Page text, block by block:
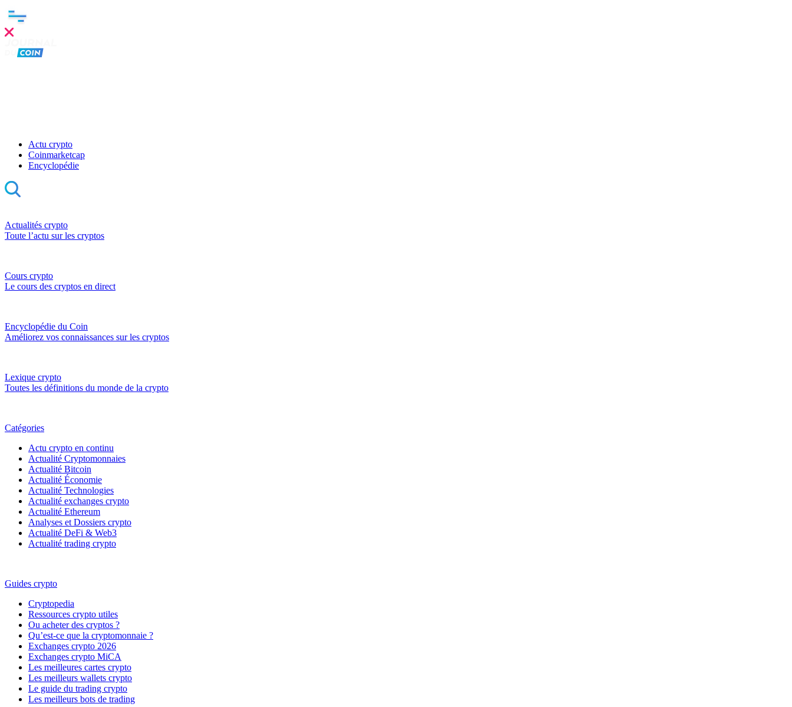
Actu crypto
Coinmarketcap
Encyclopédie
Actualités crypto
Toute l’actu sur les cryptos
Cours crypto
Le cours des cryptos en direct
Encyclopédie du Coin
Améliorez vos connaissances sur les cryptos
Lexique crypto
Toutes les définitions du monde de la crypto
Catégories
Actu crypto en continu
Actualité Cryptomonnaies
Actualité Bitcoin
Actualité Économie
Actualité Technologies
Actualité exchanges crypto
Actualité Ethereum
Analyses et Dossiers crypto
Actualité DeFi & Web3
Actualité trading crypto
Guides crypto
Cryptopedia
Ressources crypto utiles
Ou acheter des cryptos ?
Qu’est-ce que la cryptomonnaie ?
Exchanges crypto 2026
Exchanges crypto MiCA
Les meilleures cartes crypto
Les meilleurs wallets crypto
Le guide du trading crypto
Les meilleurs bots de trading